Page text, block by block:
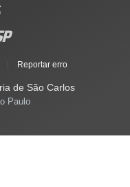
Reportar erro
de São Carlos
Paulo